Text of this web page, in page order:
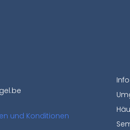
und Konditionen